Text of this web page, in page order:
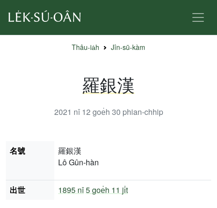
Thâu-ia̍h Jîn-sū-kàm
羅銀漢
2021 nî 12 goe̍h 30 phian-chhip
名號
羅銀漢
Lô Gûn-hàn
出世 1895 nî5 goe̍h 11 ji̍t